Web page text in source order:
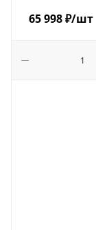
65 998₽/шт